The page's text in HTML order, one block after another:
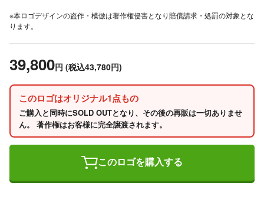
※本ロゴデザインの盗作・模倣は著作権侵害となり賠償請求・処罰の対象とな
ります。
39,800円 (税込43,780円)
このロゴはオリジナル1点もの
ご購入と同時にSOLD OUTとなり、その後の再販は一切ありませ
ん。 著作権はお客様に完全譲渡されます。
このロゴを購入する